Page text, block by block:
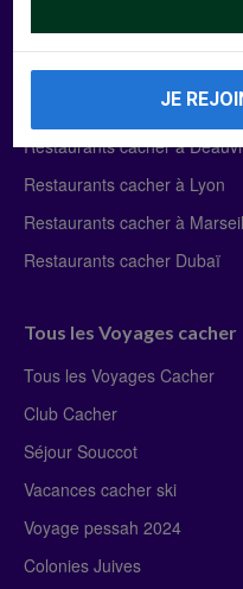
Liste des restaurants cacher
Restaurants cacher à Paris
Restaurants cacher à
Restaurants cacher à Lyon
Restaurants cacher à
Restaurants cacher Dubaï
Tous les Voyages cacher
Tous les Voyages Cacher
Club Cacher
Séjour Souccot
Vacances cacher ski
Voyage pessah 2024
Colonies Juives
JE